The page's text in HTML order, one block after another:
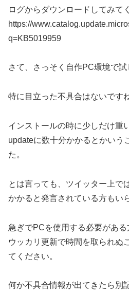
ログからダウンロードしてみて
https://
q=KB5019959
さて、さっそく自作PC環境で試
特に目立った不具合はないで
インストールの時に少しだけ重
updateに数十分かかるとかいう
た。
とは言っても、ツイッター上で
かかると発言されている方もい
急ぎでPCを使用する必要がある
ウッカリ更新で時間を取られぬ
てください。
何か不具合情報が出てきたら別